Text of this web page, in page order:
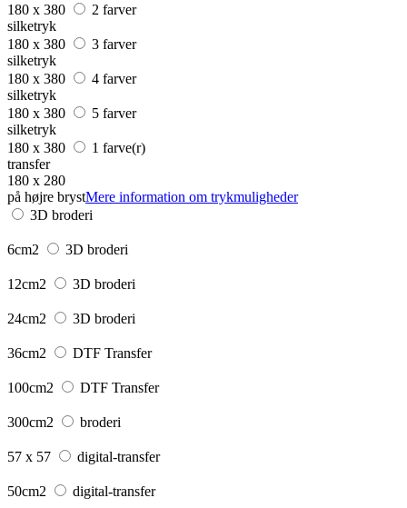
180 x 380
2 farver
silketryk
180 x 380
3 farver
silketryk
180 x 380
4 farver
silketryk
180 x 380
5 farver
silketryk
180 x 380
1 farve(r)
transfer
180 x 280
på højre brystMere information om trykmuligheder
3D broderi
6cm2 3D broderi
12cm2 3D broderi
24cm2 3D broderi
36cm2 DTF Transfer
100cm2 DTF Transfer
300cm2 broderi
57 x 57 digital-transfer
50cm2 digital-transfer